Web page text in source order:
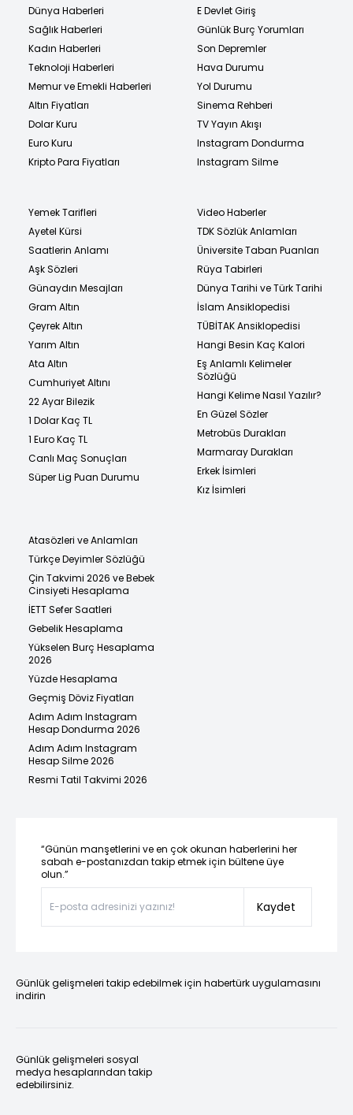
Dünya Haberleri
Sağlık Haberleri
Kadın Haberleri
Teknoloji Haberleri
Memur ve Emekli Haberleri
Altın Fiyatları
Dolar Kuru
Euro Kuru
Kripto Para Fiyatları
E Devlet Giriş
Günlük Burç Yorumları
Son Depremler
Hava Durumu
Yol Durumu
Sinema Rehberi
TV Yayın Akışı
Instagram Dondurma
Instagram Silme
Yemek Tarifleri
Ayetel Kürsi
Saatlerin Anlamı
Aşk Sözleri
Günaydın Mesajları
Gram Altın
Çeyrek Altın
Yarım Altın
Ata Altın
Cumhuriyet Altını
22 Ayar Bilezik
1 Dolar Kaç TL
1 Euro Kaç TL
Canlı Maç Sonuçları
Süper Lig Puan Durumu
Video Haberler
TDK Sözlük Anlamları
Üniversite Taban Puanları
Rüya Tabirleri
Dünya Tarihi ve Türk Tarihi
İslam Ansiklopedisi
TÜBİTAK Ansiklopedisi
Hangi Besin Kaç Kalori
Eş Anlamlı Kelimeler
Sözlüğü
Hangi Kelime Nasıl Yazılır?
En Güzel Sözler
Metrobüs Durakları
Marmaray Durakları
Erkek İsimleri
Kız İsimleri
Atasözleri ve Anlamları
Türkçe Deyimler Sözlüğü
Çin Takvimi 2026 ve Bebek
Cinsiyeti Hesaplama
İETT Sefer Saatleri
Gebelik Hesaplama
Yükselen Burç Hesaplama
2026
Yüzde Hesaplama
Geçmiş Döviz Fiyatları
Adım Adım Instagram
Hesap Dondurma 2026
Adım Adım Instagram
Hesap Silme 2026
Resmi Tatil Takvimi 2026
“Günün manşetlerini ve en çok okunan haberlerini her
sabah e-postanızdan takip etmek için bültene üye
olun.”
Kaydet
Günlük gelişmeleri takip edebilmek için habertürk uygulamasını
indirin
Günlük gelişmeleri sosyal
medya hesaplarından takip
edebilirsiniz.